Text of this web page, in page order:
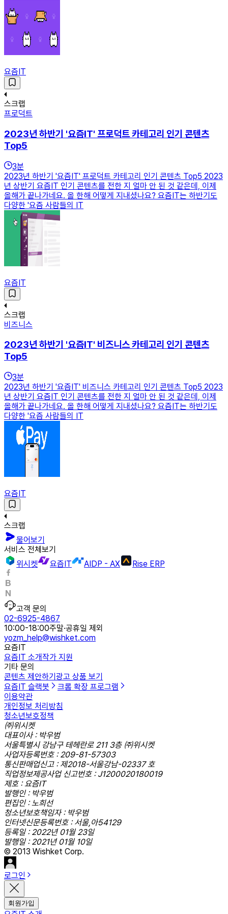
요즘IT
스크랩
프로덕트
2023년 하반기 '요즘IT' 프로덕트 카테고리 인기 콘텐츠
Top5
3분
2023년 하반기 '요즘IT' 프로덕트 카테고리 인기 콘텐츠 Top5 2023
년 상반기 요즘IT 인기 콘텐츠를 전한 지 얼마 안 된 것 같은데, 이제
올해가 끝나가네요. 올 한해 어떻게 지내셨나요? 요즘IT는 하반기도
다양한 '요즘 사람들의 IT
요즘IT
스크랩
비즈니스
2023년 하반기 '요즘IT' 비즈니스 카테고리 인기 콘텐츠
Top5
3분
2023년 하반기 '요즘IT' 비즈니스 카테고리 인기 콘텐츠 Top5 2023
년 상반기 요즘IT 인기 콘텐츠를 전한 지 얼마 안 된 것 같은데, 이제
올해가 끝나가네요. 올 한해 어떻게 지내셨나요? 요즘IT는 하반기도
다양한 '요즘 사람들의 IT
요즘IT
스크랩
물어보기
서비스 전체보기
위시켓
요즘IT AIDP - AX Rise ERP
고객 문의
02-6925-4867
10:00-18:00주말·공휴일 제외
yozm_help@wishket.com
요즘IT
요즘IT 소개작가 지원
기타 문의
콘텐츠 제안하기 광고 상품 보기
요즘IT 슬랙봇
크롬 확장 프로그램
이용약관
개인정보 처리방침
청소년보호정책
㈜위시켓
대표이사 : 박우범
서울특별시 강남구 테헤란로 211 3층 ㈜위시켓
사업자등록번호 : 209-81-57303
통신판매업신고 : 제2018-서울강남-02337 호
직업정보제공사업 신고번호 : J1200020180019
제호 : 요즘IT
발행인 : 박우범
편집인 : 노희선
청소년보호책임자 : 박우범
인터넷신문등록번호 : 서울,아54129
등록일 : 2022년 01월 23일
발행일 : 2021년 01월 10일
© 2013 Wishket Corp.
로그인
회원가입